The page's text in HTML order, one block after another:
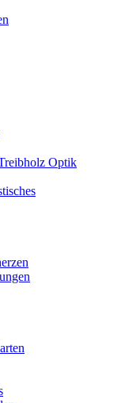
Optik